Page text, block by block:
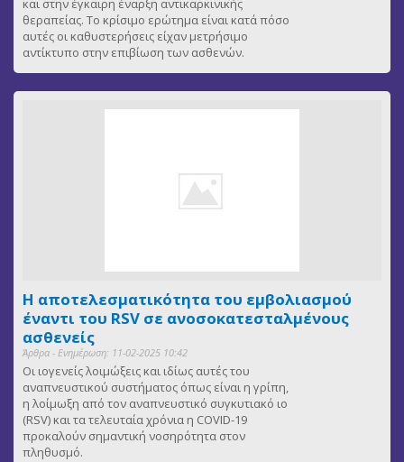
και στην έγκαιρη έναρξη αντικαρκινικής
θεραπείας. Το κρίσιμο ερώτημα είναι κατά πόσο
αυτές οι καθυστερήσεις είχαν μετρήσιμο
αντίκτυπο στην επιβίωση των ασθενών.
Η αποτελεσματικότητα του εμβολιασμού
έναντι του RSV σε ανοσοκατεσταλμένους
ασθενείς
Άρθρα - Ενημέρωση: 11-02-2025 10:42
Οι ιογενείς λοιμώξεις και ιδίως αυτές του
αναπνευστικού συστήματος όπως είναι η γρίπη,
η λοίμωξη από τον αναπνευστικό συγκυτιακό ιο
(RSV) και τα τελευταία χρόνια η COVID-19
προκαλούν σημαντική νοσηρότητα στον
πληθυσμό.